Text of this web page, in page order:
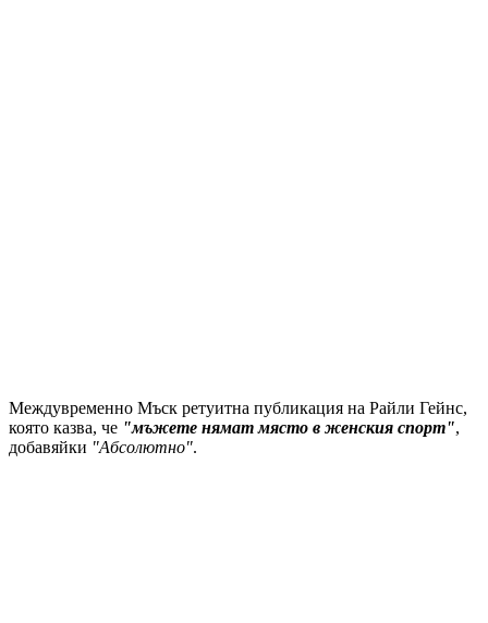
Междувременно Мъск ретуитна публикация на Райли Гейнс,
която казва, че "мъжете нямат място в женския спорт",
добавяйки "Абсолютно".